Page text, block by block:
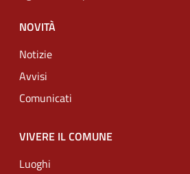
NOVITÀ
Notizie
Avvisi
Comunicati
VIVERE IL COMUNE
Luoghi